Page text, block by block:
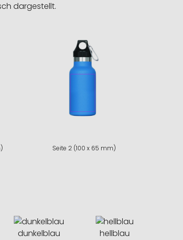
dargestellt.
Seite 2 (100 x 65 mm)
dunkelblau hellblau